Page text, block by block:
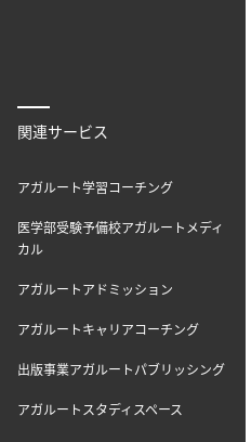
関連サービス
アガルート学習コーチング
医学部受験予備校アガルートメディ
カル
アガルートアドミッション
アガルートキャリアコーチング
出版事業アガルートパブリッシング
アガルートスタディスペース